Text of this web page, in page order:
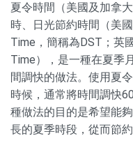
夏令時間（美國及加拿
時、日光節約時間（美
Time，簡稱為DST；英
Time），是一種在夏季
間調快的做法。使用夏
時候，通常將時間調快
種做法的目的是希望能
長的夏季時段，從而節約